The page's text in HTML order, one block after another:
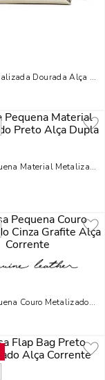
Dourada Alça
Material Metalizado
Couro Metalizado